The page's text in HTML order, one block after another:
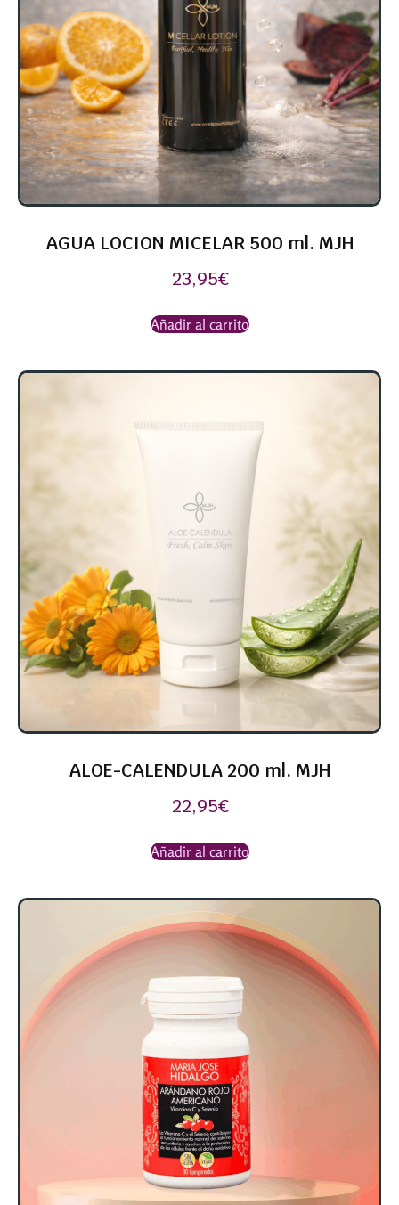
AGUA LOCION MICELAR 500 ml. MJH
23,95€
Añadir al carrito
ALOE-CALENDULA 200 ml. MJH
22,95€
Añadir al carrito